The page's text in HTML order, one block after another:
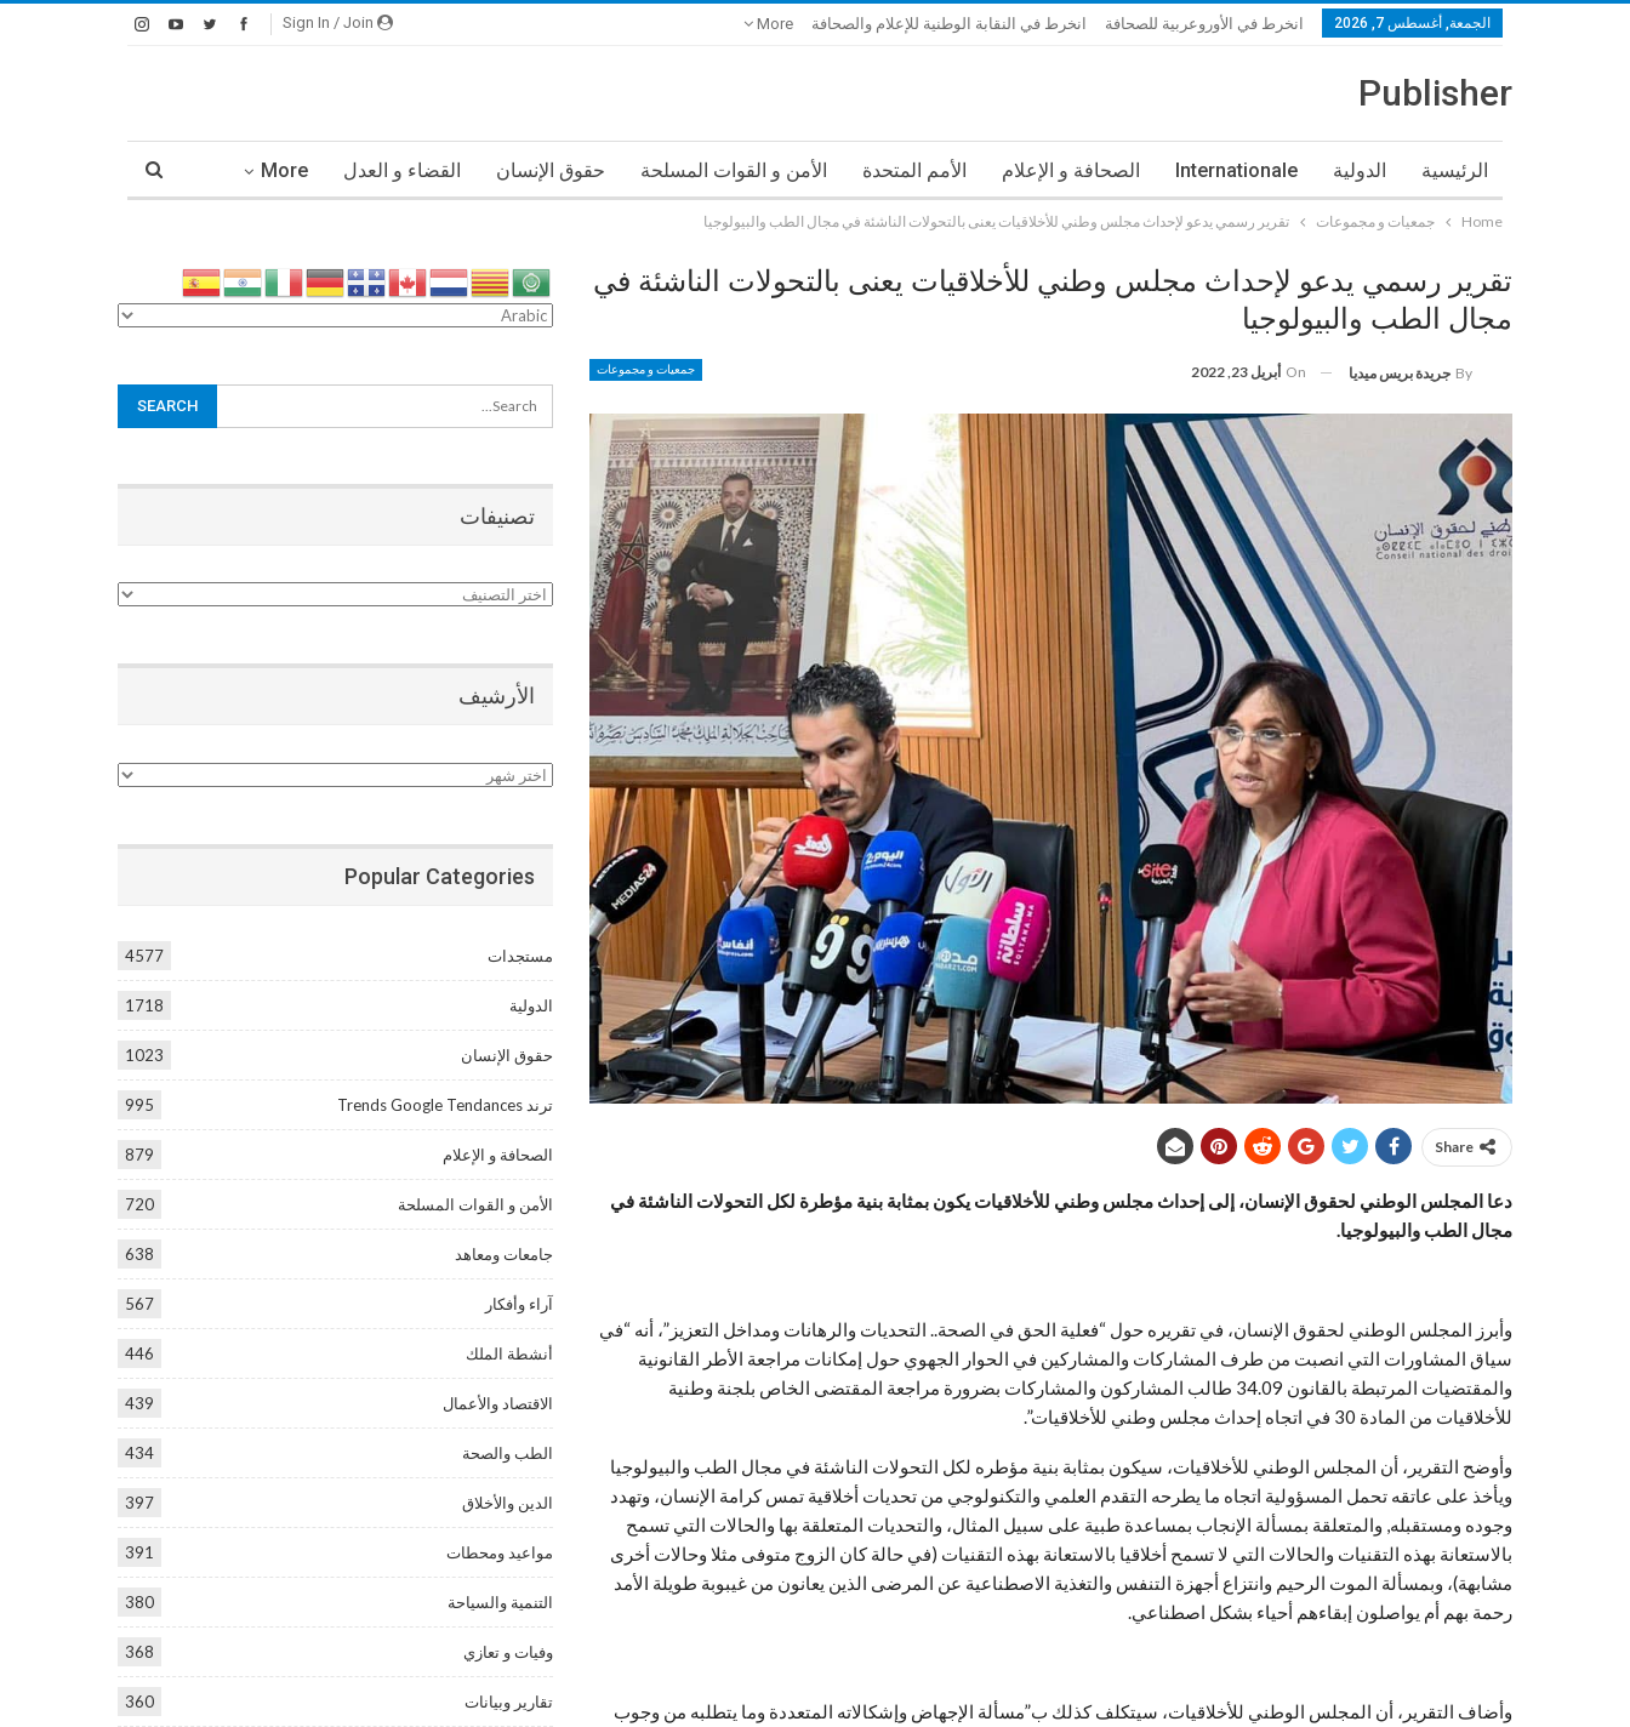
الجمعة, أغسطس 7, 2026 انخرط في الأوروعربية للصحافة انخرط في النقابة الوطنية للإعلام والصحافة More
Publisher
الرئيسية الدولية Internationale الصحافة و الإعلام الأمم المتحدة الأمن و القوات المسلحة حقوق الإنسان القضاء و العدل More
Home جمعيات و مجموعات تقرير رسمي يدعو لإحداث مجلس وطني للأخلاقيات يعنى بالتحولات الناشئة في مجال الطب والبيولوجيا
تقرير رسمي يدعو لإحداث مجلس وطني للأخلاقيات يعنى بالتحولات الناشئة في
مجال الطب والبيولوجيا
جمعيات و مجموعات By جريدة بريس ميديا On أبريل 23, 2022
Share
دعا المجلس الوطني لحقوق الإنسان، إلى إحداث مجلس وطني للأخلاقيات يكون بمثابة بنية مؤطرة لكل التحولات الناشئة في
مجال الطب والبيولوجيا.
وأبرز المجلس الوطني لحقوق الإنسان، في تقريره حول “فعلية الحق في الصحة.. التحديات والرهانات ومداخل التعزيز”، أنه “في
سياق المشاورات التي انصبت من طرف المشاركات والمشاركين في الحوار الجهوي حول إمكانات مراجعة الأطر القانونية
والمقتضيات المرتبطة بالقانون 34.09 طالب المشاركون والمشاركات بضرورة مراجعة المقتضى الخاص بلجنة وطنية
للأخلاقيات من المادة 30 في اتجاه إحداث مجلس وطني للأخلاقيات”.
وأوضح التقرير، أن المجلس الوطني للأخلاقيات، سيكون بمثابة بنية مؤطره لكل التحولات الناشئة في مجال الطب والبيولوجيا
ويأخذ على عاتقه تحمل المسؤولية اتجاه ما يطرحه التقدم العلمي والتكنولوجي من تحديات أخلاقية تمس كرامة الإنسان، وتهدد
وجوده ومستقبله, والمتعلقة بمسألة الإنجاب بمساعدة طبية على سبيل المثال، والتحديات المتعلقة بها والحالات التي تسمح
بالاستعانة بهذه التقنيات والحالات التي لا تسمح أخلاقيا بالاستعانة بهذه التقنيات (في حالة كان الزوج متوفى مثلا وحالات أخرى
مشابهة)، وبمسألة الموت الرحيم وانتزاع أجهزة التنفس والتغذية الاصطناعية عن المرضى الذين يعانون من غيبوبة طويلة الأمد
رحمة بهم أم يواصلون إبقاءهم أحياء بشكل اصطناعي.
وأضاف التقرير، أن المجلس الوطني للأخلاقيات، سيتكلف كذلك ب”مسألة الإجهاض وإشكالاته المتعددة وما يتطلبه من وجوب
تصنيفات
تصنيفات
الأرشيف
الأرشيف
Popular Categories
مستجدات 4577
الدولية 1718
حقوق الإنسان 1023
ترند Trends Google Tendances 995
الصحافة و الإعلام 879
الأمن و القوات المسلحة 720
جامعات ومعاهد 638
آراء وأفكار 567
أنشطة الملك 446
الاقتصاد والأعمال 439
الطب والصحة 434
الدين والأخلاق 397
مواعيد ومحطات 391
التنمية والسياحة 380
وفيات و تعازي 368
تقارير وبيانات 360